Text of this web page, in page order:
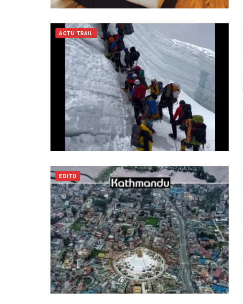
ACTU TRAIL
EDITO